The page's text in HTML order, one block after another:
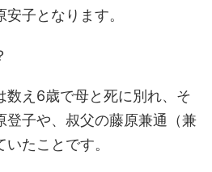
子となります。
数え6歳で母と死に別れ、そ
登子や、叔父の藤原兼通（兼
たことです。